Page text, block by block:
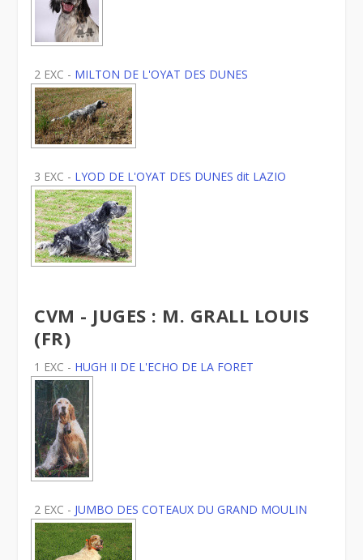
2 EXC - MILTON DE L'OYAT DES DUNES
3 EXC - LYOD DE L'OYAT DES DUNES dit LAZIO
CVM - JUGES : M. GRALL LOUIS
(FR)
1 EXC - HUGH II DE L'ECHO DE LA FORET
2 EXC - JUMBO DES COTEAUX DU GRAND MOULIN